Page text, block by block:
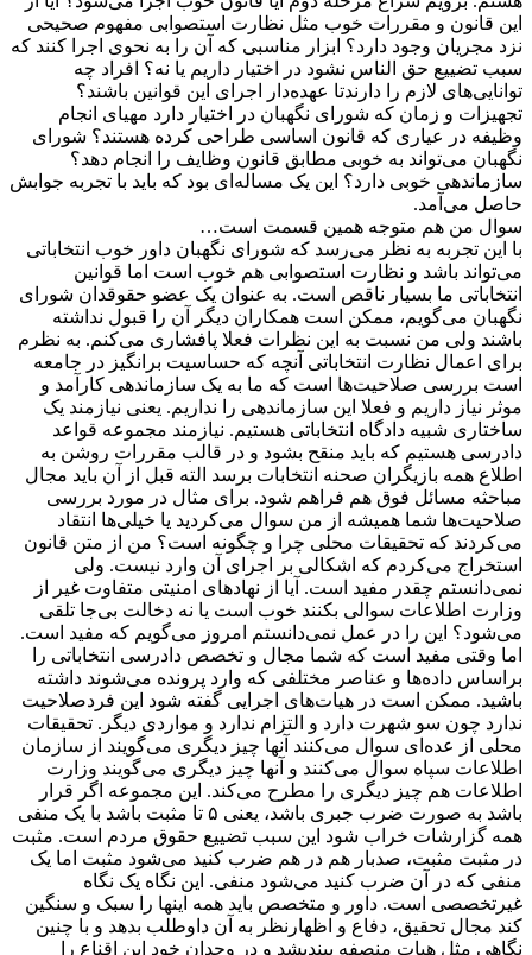
این قانون و مقررات خوب مثل نظارت استصوابی مفهوم صحیحی
نزد مجریان وجود دارد؟ ابزار مناسبی که آن را به نحوی اجرا کنند که
سبب تضییع حق الناس نشود در اختیار داریم یا نه؟ افراد چه
توانایی‌های لازم را دارندتا عهده‌دار اجرای این قوانین باشند؟
تجهیزات و زمان که شورای نگهبان در اختیار دارد مهیای انجام
وظیفه در عیاری که قانون اساسی طراحی کرده هستند؟ شورای
نگهبان می‌تواند به خوبی مطابق قانون وظایف را انجام دهد؟
سازماندهی خوبی دارد؟ این یک مساله‌ای بود که باید با تجربه جوابش
حاصل می‌آمد.
سوال من هم متوجه همین قسمت است…
با این تجربه به نظر می‌رسد که شورای نگهبان داور خوب انتخاباتی
می‌تواند باشد و نظارت استصوابی هم خوب است اما قوانین
انتخاباتی ما بسیار ناقص است. به عنوان یک عضو حقوقدان شورای
نگهبان می‌گویم، ممکن است همکاران دیگر آن را قبول نداشته
باشند ولی من نسبت به این نظرات فعلا پافشاری می‌کنم. به نظرم
برای اعمال نظارت انتخاباتی آنچه که حساسیت برانگیز در جامعه
است بررسی صلاحیت‌ها است که ما به یک سازماندهی کارآمد و
موثر نیاز داریم و فعلا این سازماندهی را نداریم. یعنی نیازمند یک
ساختاری شبیه دادگاه انتخاباتی هستیم. نیازمند مجموعه قواعد
دادرسی هستیم که باید منقح بشود و در قالب مقررات روشن به
اطلاع همه بازیگران صحنه انتخابات برسد الته قبل از آن باید مجال
مباحثه مسائل فوق هم فراهم شود. برای مثال در مورد بررسی
صلاحیت‌ها شما همیشه از من سوال می‌کردید یا خیلی‌ها انتقاد
می‌کردند که تحقیقات محلی چرا و چگونه است؟ من از متن قانون
استخراج می‌کردم که اشکالی بر اجرای آن وارد نیست. ولی
نمی‌دانستم چقدر مفید است. آیا از نهادهای امنیتی متفاوت غیر از
وزارت اطلاعات سوالی بکنند خوب است یا نه دخالت بی‌جا تلقی
می‌شود؟ این را در عمل نمی‌دانستم امروز می‌گویم که مفید است.
اما وقتی مفید است که شما مجال و تخصص دادرسی انتخاباتی را
براساس داده‌ها و عناصر مختلفی که وارد پرونده می‌شوند داشته
باشید. ممکن است در هیات‌های اجرایی گفته شود این فردصلاحیت
ندارد چون سو شهرت دارد و التزام ندارد و مواردی دیگر. تحقیقات
محلی از عده‌ای سوال می‌کنند آنها چیز دیگری می‌گویند از سازمان
اطلاعات سپاه سوال می‌کنند و آنها چیز دیگری می‌گویند وزارت
اطلاعات هم چیز دیگری را مطرح می‌کند. این مجموعه اگر قرار
باشد به صورت ضرب جبری باشد، یعنی ۵ تا مثبت باشد با یک منفی
همه گزارشات خراب شود این سبب تضییع حقوق مردم است. مثبت
در مثبت مثبت، صدبار هم در هم ضرب کنید می‌شود مثبت اما یک
منفی که در آن ضرب کنید می‌شود منفی. این نگاه یک نگاه
غیرتخصصی است. داور و متخصص باید همه اینها را سبک و سنگین
کند مجال تحقیق، دفاع و اظهارنظر به آن داوطلب بدهد و با چنین
نگاهی مثل هیات منصفه بیندیشد و در وجدان خود این اقناع را